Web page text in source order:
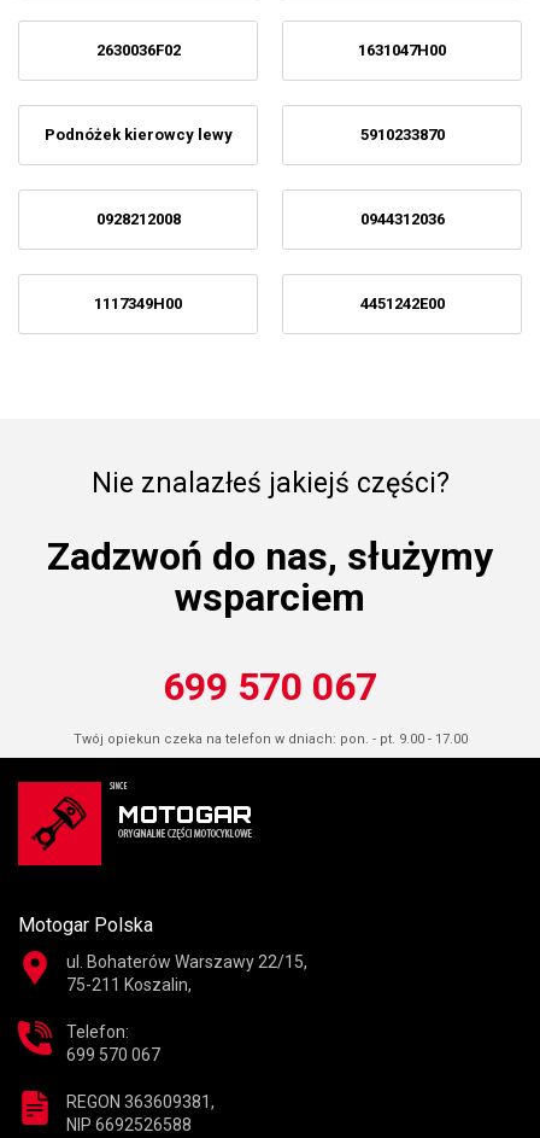
2630036F02 1631047H00
Podnóżek kierowcy lewy 5910233870
0928212008 0944312036
1117349H00 4451242E00
Nie znalazłeś jakiejś części?
Zadzwoń do nas, służymy
wsparciem
699 570 067
Twój opiekun czeka na telefon w dniach: pon. - pt. 9.00 - 17.00
Motogar Polska
ul. Bohaterów Warszawy 22/15,
75-211 Koszalin,
Telefon:
699 570 067
REGON 363609381,
NIP 6692526588